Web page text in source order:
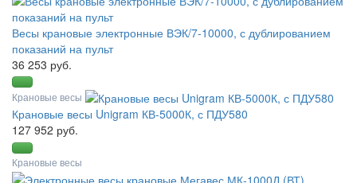
Весы крановые электронные ВЭК/7-10000, с дублированием
показаний на пульт
36 253 руб.
Крановые весы
Крановые весы Unigram КВ-5000К, с ПДУ580
127 952 руб.
Крановые весы